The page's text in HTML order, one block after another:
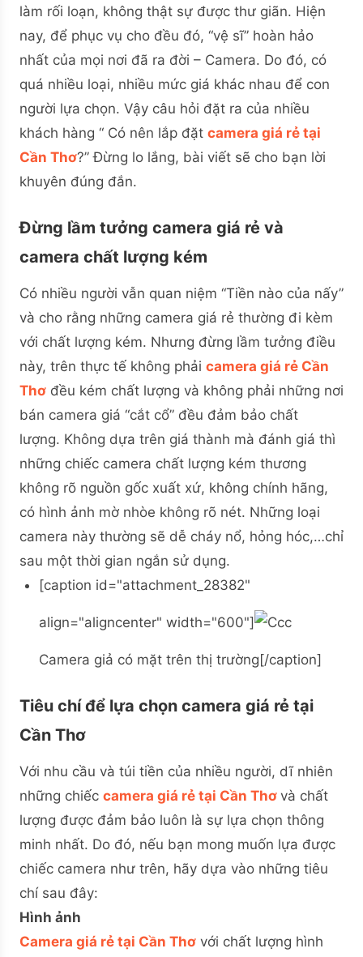
làm rối loạn, không thật sự được thư giãn. Hiện
nay, để phục vụ cho đều đó, “vệ sĩ” hoàn hảo
nhất của mọi nơi đã ra đời – Camera. Do đó, có
quá nhiều loại, nhiều mức giá khác nhau để con
người lựa chọn. Vậy câu hỏi đặt ra của nhiều
khách hàng “ Có nên lắp đặt camera giá rẻ tại
Cần Thơ?” Đừng lo lắng, bài viết sẽ cho bạn lời
khuyên đúng đắn.
Đừng lầm tưởng camera giá rẻ và
camera chất lượng kém
Có nhiều người vẫn quan niệm “Tiền nào của nấy”
và cho rằng những camera giá rẻ thường đi kèm
với chất lượng kém. Nhưng đừng lầm tưởng điều
này, trên thực tế không phải camera giá rẻ Cần
Thơ đều kém chất lượng và không phải những nơi
bán camera giá “cắt cổ” đều đảm bảo chất
lượng. Không dựa trên giá thành mà đánh giá thì
những chiếc camera chất lượng kém thương
không rõ nguồn gốc xuất xứ, không chính hãng,
có hình ảnh mờ nhòe không rõ nét. Những loại
camera này thường sẽ dễ cháy nổ, hỏng hóc,…chỉ
sau một thời gian ngắn sử dụng.
[caption id="attachment_28382"
align="aligncenter" width="600"]
Camera giả có mặt trên thị trường[/caption]
Tiêu chí để lựa chọn camera giá rẻ tại
Cần Thơ
Với nhu cầu và túi tiền của nhiều người, dĩ nhiên
những chiếc camera giá rẻ tại Cần Thơ và chất
lượng được đảm bảo luôn là sự lựa chọn thông
minh nhất. Do đó, nếu bạn mong muốn lựa được
chiếc camera như trên, hãy dựa vào những tiêu
chí sau đây:
Hình ảnh
Camera giá rẻ tại Cần Thơ với chất lượng hình